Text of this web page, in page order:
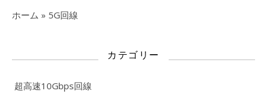
ホーム » 5G回線
カテゴリー
超高速10Gbps回線